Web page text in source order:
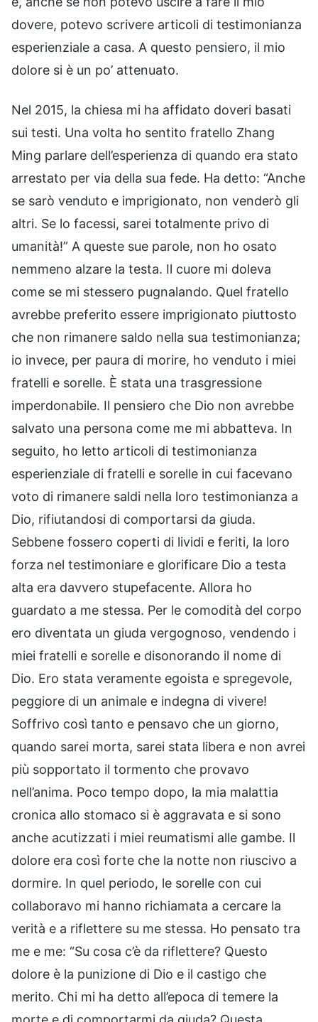
dovere, potevo scrivere articoli di testimonianza
esperienziale a casa. A questo pensiero, il mio
dolore si è un po’ attenuato.
Nel 2015, la chiesa mi ha affidato doveri basati
sui testi. Una volta ho sentito fratello Zhang
Ming parlare dell’esperienza di quando era stato
arrestato per via della sua fede. Ha detto: “Anche
se sarò venduto e imprigionato, non venderò gli
altri. Se lo facessi, sarei totalmente privo di
umanità!” A queste sue parole, non ho osato
nemmeno alzare la testa. Il cuore mi doleva
come se mi stessero pugnalando. Quel fratello
avrebbe preferito essere imprigionato piuttosto
che non rimanere saldo nella sua testimonianza;
io invece, per paura di morire, ho venduto i miei
fratelli e sorelle. È stata una trasgressione
imperdonabile. Il pensiero che Dio non avrebbe
salvato una persona come me mi abbatteva. In
seguito, ho letto articoli di testimonianza
esperienziale di fratelli e sorelle in cui facevano
voto di rimanere saldi nella loro testimonianza a
Dio, rifiutandosi di comportarsi da giuda.
Sebbene fossero coperti di lividi e feriti, la loro
forza nel testimoniare e glorificare Dio a testa
alta era davvero stupefacente. Allora ho
guardato a me stessa. Per le comodità del corpo
ero diventata un giuda vergognoso, vendendo i
miei fratelli e sorelle e disonorando il nome di
Dio. Ero stata veramente egoista e spregevole,
peggiore di un animale e indegna di vivere!
Soffrivo così tanto e pensavo che un giorno,
quando sarei morta, sarei stata libera e non avrei
più sopportato il tormento che provavo
nell’anima. Poco tempo dopo, la mia malattia
cronica allo stomaco si è aggravata e si sono
anche acutizzati i miei reumatismi alle gambe. Il
dolore era così forte che la notte non riuscivo a
dormire. In quel periodo, le sorelle con cui
collaboravo mi hanno richiamata a cercare la
verità e a riflettere su me stessa. Ho pensato tra
me e me: “Su cosa c’è da riflettere? Questo
dolore è la punizione di Dio e il castigo che
merito. Chi mi ha detto all’epoca di temere la